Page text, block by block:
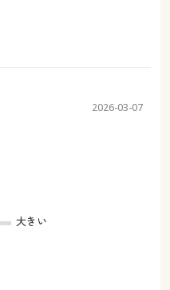
2026-03-07
大きい